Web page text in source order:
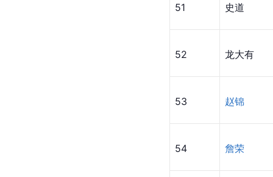
51 史道
52 龙大有
53 赵锦
54 詹荣